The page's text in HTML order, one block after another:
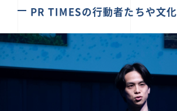
PR TIMESの行動者たちや文化